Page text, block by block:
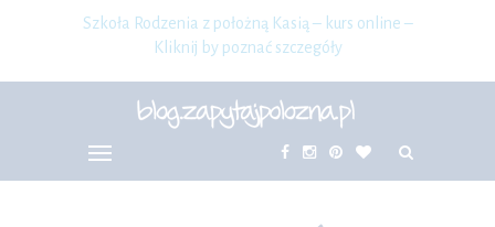
Szkoła Rodzenia z położną Kasią – kurs online –
Kliknij by poznać szczegóły